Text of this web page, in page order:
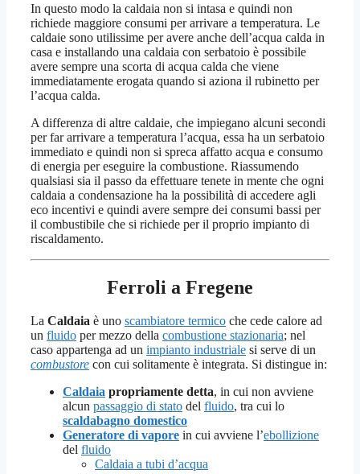
In questo modo la caldaia non si intasa e quindi non
richiede maggiore consumi per arrivare a temperatura. Le
caldaie sono utilissime per avere anche dell’acqua calda in
casa e installando una caldaia con serbatoio è possibile
avere sempre una scorta di acqua calda che viene
immediatamente erogata quando si aziona il rubinetto per
l’acqua calda.
A differenza di altre caldaie, che impiegano alcuni secondi
per far arrivare a temperatura l’acqua, essa ha un serbatoio
immediato e quindi non si spreca affatto acqua e consumo
di energia per eseguire la combustione. Riassumendo
qualsiasi sia il passo da effettuare tenete in mente che ogni
caldaia a condensazione ha la possibilità di accedere agli
eco incentivi e quindi avere sempre dei consumi bassi per
il combustibile che si richiede per il proprio impianto di
riscaldamento.
Ferroli a Fregene
La Caldaia è uno scambiatore termico che cede calore ad
un fluido per mezzo della combustione stazionaria; nel
caso appartenga ad un impianto industriale si serve di un
combustore con cui solitamente è integrata. Si distingue in:
Caldaia propriamente detta, in cui non avviene
alcun passaggio di stato del fluido, tra cui lo
scaldabagno domestico
Generatore di vapore in cui avviene l’ebollizione
del fluido
Caldaia a tubi d’acqua